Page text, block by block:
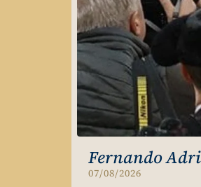
Fernando
07/08/2026